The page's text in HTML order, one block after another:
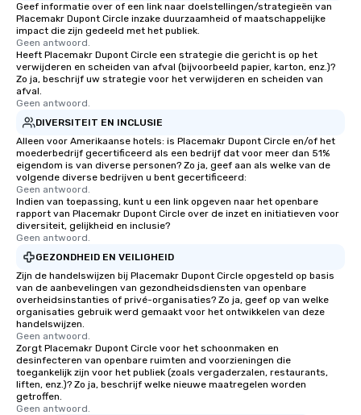
Geef informatie over of een link naar doelstellingen/strategieën van
Placemakr Dupont Circle inzake duurzaamheid of maatschappelijke
impact die zijn gedeeld met het publiek.
Geen antwoord.
Heeft Placemakr Dupont Circle een strategie die gericht is op het
verwijderen en scheiden van afval (bijvoorbeeld papier, karton, enz.)?
Zo ja, beschrijf uw strategie voor het verwijderen en scheiden van
afval.
Geen antwoord.
DIVERSITEIT EN INCLUSIE
Alleen voor Amerikaanse hotels: is Placemakr Dupont Circle en/of het
moederbedrijf gecertificeerd als een bedrijf dat voor meer dan 51%
eigendom is van diverse personen? Zo ja, geef aan als welke van de
volgende diverse bedrijven u bent gecertificeerd:
Geen antwoord.
Indien van toepassing, kunt u een link opgeven naar het openbare
rapport van Placemakr Dupont Circle over de inzet en initiatieven voor
diversiteit, gelijkheid en inclusie?
Geen antwoord.
GEZONDHEID EN VEILIGHEID
Zijn de handelswijzen bij Placemakr Dupont Circle opgesteld op basis
van de aanbevelingen van gezondheidsdiensten van openbare
overheidsinstanties of privé-organisaties? Zo ja, geef op van welke
organisaties gebruik werd gemaakt voor het ontwikkelen van deze
handelswijzen.
Geen antwoord.
Zorgt Placemakr Dupont Circle voor het schoonmaken en
desinfecteren van openbare ruimten and voorzieningen die
toegankelijk zijn voor het publiek (zoals vergaderzalen, restaurants,
liften, enz.)? Zo ja, beschrijf welke nieuwe maatregelen worden
getroffen.
Geen antwoord.